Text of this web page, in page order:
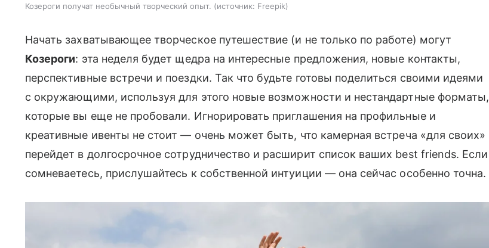
Козероги получат необычный творческий опыт. источник: Freepik
Начать захватывающее творческое путешествие (и не только по работе) могут
Козероги: эта неделя будет щедра на интересные предложения, новые контакты,
перспективные встречи и поездки. Так что будьте готовы поделиться своими идеями
с окружающими, используя для этого новые возможности и нестандартные форматы,
которые вы еще не пробовали. Игнорировать приглашения на профильные и
креативные ивенты не стоит — очень может быть, что камерная встреча «для своих»
перейдет в долгосрочное сотрудничество и расширит список ваших best friends. Если
сомневаетесь, прислушайтесь к собственной интуиции — она сейчас особенно точна.